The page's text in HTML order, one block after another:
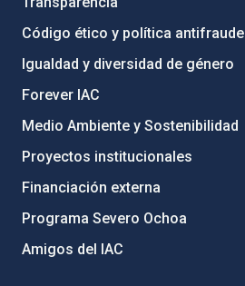
Código ético y política antifraude
Igualdad y diversidad de género
Forever IAC
Medio Ambiente y Sostenibilidad
Proyectos institucionales
Financiación externa
Programa Severo Ochoa
Amigos del IAC